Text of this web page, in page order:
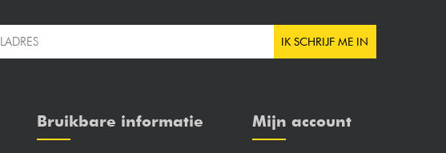
IK SCHRIJF ME IN
Bruikbare informatie Mijn account